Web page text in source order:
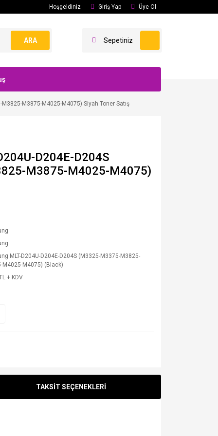
Hoşgeldiniz Giriş Yap Üye Ol
ARA Sepetiniz
M3875-M4025-M4075) Siyah Toner Satış
D204E-D204S
M3875-M4025-M4075)
MLT-D204U-D204E-D204S (M3325-M3375-M3825-
M4025-M4075) (Black)
+ KDV
TAKSİT SEÇENEKLERİ